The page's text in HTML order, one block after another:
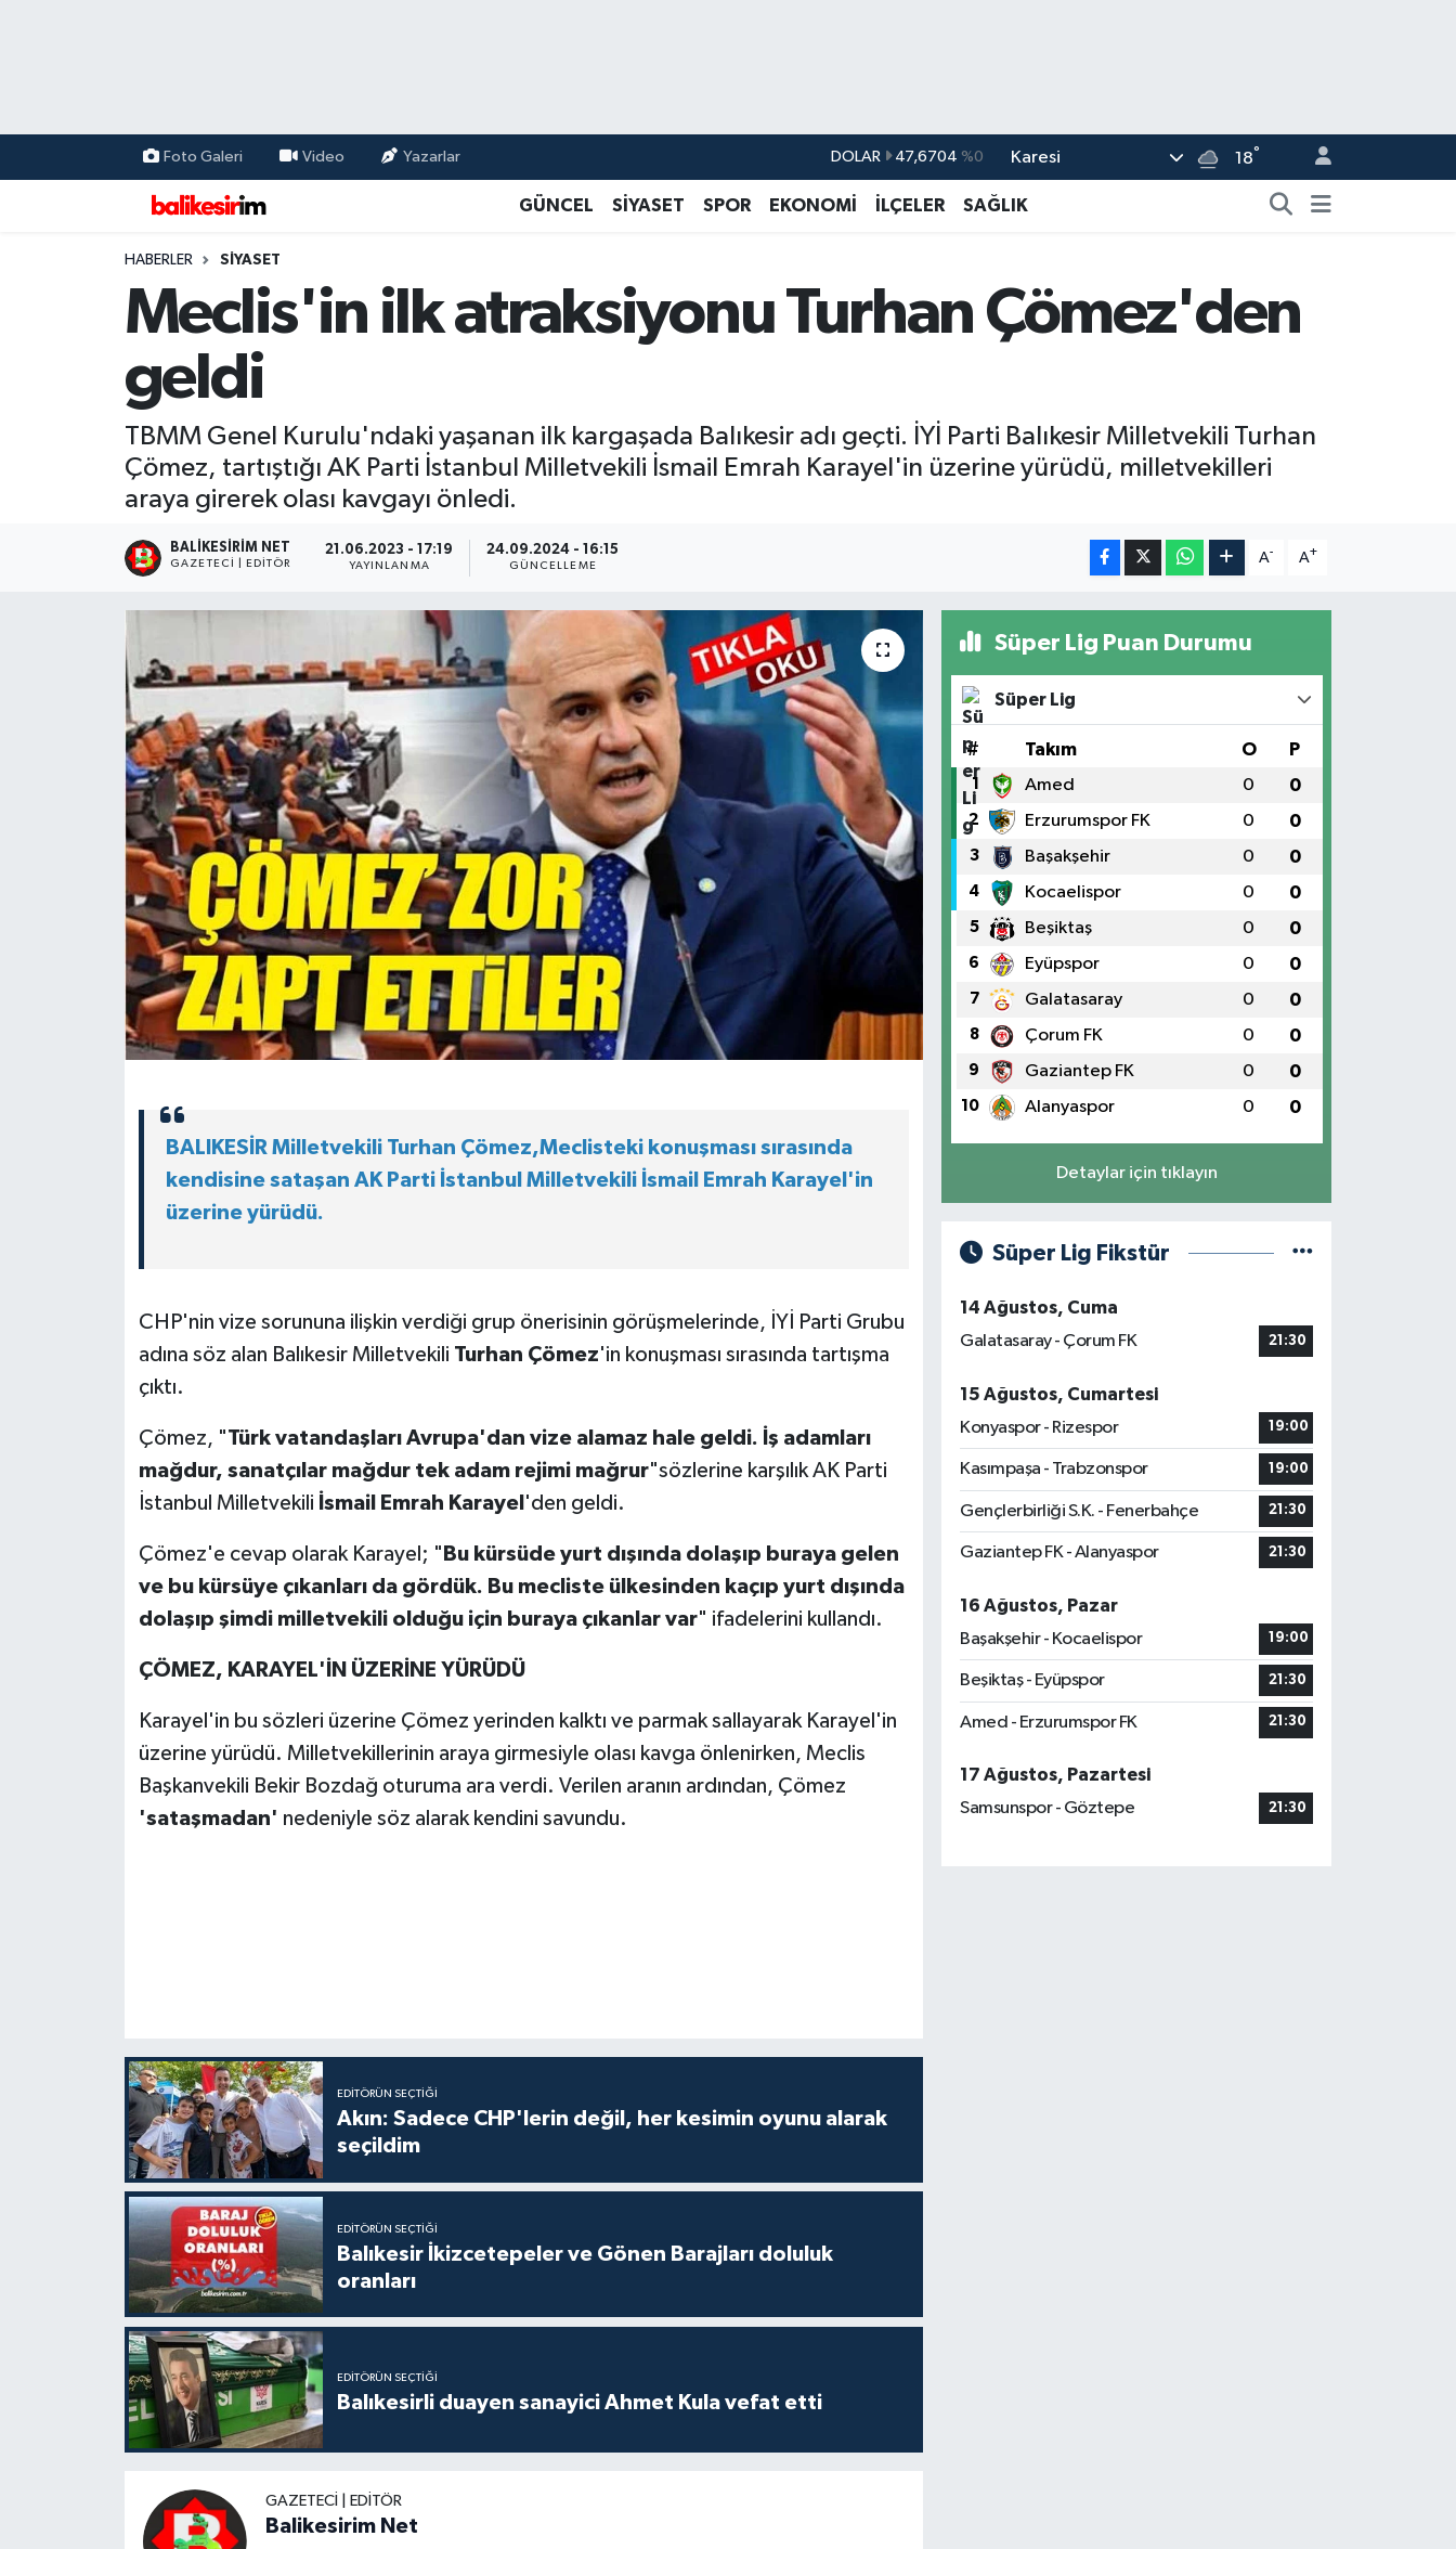
Foto Galeri Video Yazarlar DOLAR 47,6704 %0
EURO 55,0406 %-0.08
BİST100 13.799 %70
Karesi 18°
GÜNCEL SİYASET SPOR EKONOMİ İLÇELER SAĞLIK
HABERLER SİYASET
Meclis'in ilk atraksiyonu Turhan Çömez'den
geldi
TBMM Genel Kurulu'ndaki yaşanan ilk kargaşada Balıkesir adı geçti. İYİ Parti Balıkesir Milletvekili Turhan
Çömez, tartıştığı AK Parti İstanbul Milletvekili İsmail Emrah Karayel'in üzerine yürüdü, milletvekilleri
araya girerek olası kavgayı önledi.
BALIKESIRIM NET
GAZETECI | EDITÖR
21.06.2023 - 17:19
YAYINLANMA
24.09.2024 - 16:15
GÜNCELLEME
A- A+
BALIKESİR Milletvekili Turhan Çömez,Meclisteki konuşması sırasında
kendisine sataşan AK Parti İstanbul Milletvekili İsmail Emrah Karayel'in
üzerine yürüdü.
CHP'nin vize sorununa ilişkin verdiği grup önerisinin görüşmelerinde, İYİ Parti Grubu
adına söz alan Balıkesir Milletvekili Turhan Çömez'in konuşması sırasında tartışma
çıktı.
Çömez, "Türk vatandaşları Avrupa'dan vize alamaz hale geldi. İş adamları
mağdur, sanatçılar mağdur tek adam rejimi mağrur"sözlerine karşılık AK Parti
İstanbul Milletvekili İsmail Emrah Karayel 'den geldi.
Çömez'e cevap olarak Karayel; " Bu kürsüde yurt dışında dolaşıp buraya gelen
ve bu kürsüye çıkanları da gördük. Bu mecliste ülkesinden kaçıp yurt dışında
dolaşıp şimdi milletvekili olduğu için buraya çıkanlar var" ifadelerini kullandı.
ÇÖMEZ, KARAYEL'İN ÜZERİNE YÜRÜDÜ
Karayel'in bu sözleri üzerine Çömez yerinden kalktı ve parmak sallayarak Karayel'in
üzerine yürüdü. Milletvekillerinin araya girmesiyle olası kavga önlenirken, Meclis
Başkanvekili Bekir Bozdağ oturuma ara verdi. Verilen aranın ardından, Çömez
'sataşmadan' nedeniyle söz alarak kendini savundu.
EDITÖRÜN SEÇTIĞI
Akın: Sadece CHP'lerin değil, her kesimin oyunu alarak
seçildim
EDITÖRÜN SEÇTIĞI
Balıkesir İkizcetepeler ve Gönen Barajları doluluk
oranları
EDITÖRÜN SEÇTIĞI
Balıkesirli duayen sanayici Ahmet Kula vefat etti
GAZETECI | EDITÖR
Balikesirim Net
Süper Lig Puan Durumu
Süper Lig
# Takım O P
1 Amed 0 0
2 Erzurumspor FK 0 0
3 Başakşehir 0 0
4 Kocaelispor 0 0
5 Beşiktaş 0 0
6 Eyüpspor 0 0
7 Galatasaray 0 0
8 Çorum FK 0 0
9 Gaziantep FK 0 0
10 Alanyaspor 0 0
Detaylar için tıklayın
Süper Lig Fikstür
14 Ağustos, Cuma
Galatasaray - Çorum FK
21:30
15 Ağustos, Cumartesi
Konyaspor - Rizespor
19:00
Kasımpaşa - Trabzonspor 19:00
Gençlerbirliği S.K. - Fenerbahçe 21:30
Gaziantep FK - Alanyaspor 21:30
16 Ağustos, Pazar
Başakşehir - Kocaelispor
19:00
Beşiktaş - Eyüpspor 21:30
Amed - Erzurumspor FK 21:30
17 Ağustos, Pazartesi
Samsunspor - Göztepe
21:30